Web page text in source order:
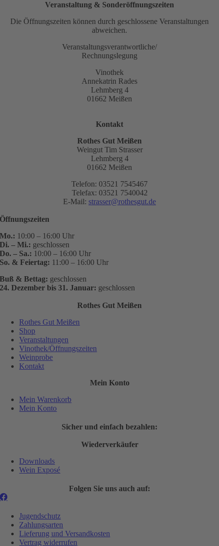
Veranstaltung & Sonderöffnungszeiten
Die Öffnungszeiten können durch geschlossene Veranstaltungen
abweichen.
Veranstaltungsverantwortliche/
Rechnungslegung
Vinothek
Annekatrin Rades
Lehmberg 4
01662 Meißen
Kontakt
Rothes Gut Meißen
Weingut Tim Strasser
Lehmberg 4
01662 Meißen
Telefon: 03521 7545467
Telefax: 03521 7540042
E-Mail: strasser@rothesgut.de
Öffnungszeiten
Mo.: 10:00 – 16:00 Uhr
Di. – Mi.: geschlossen
Do. – Sa.: 10:00 – 16:00 Uhr
So. & Feiertag: 11:00 – 16:00 Uhr
Buß & Bettag: geschlossen
24. Dezember bis 31. Januar: geschlossen
Rothes Gut Meißen
Rothes Gut Meißen
Shop
Veranstaltungen
Vinothek/Öffnungszeiten
Weinprobe
Kontakt
Mein Konto
Mein Warenkorb
Mein Konto
Sicher und einfach bezahlen:
Wiederverkäufer
Downloads
Wein Exposé
Folgen Sie uns auch auf:
Jugendschutz
Zahlungsarten
Lieferung und Versandkosten
Vertrag widerrufen